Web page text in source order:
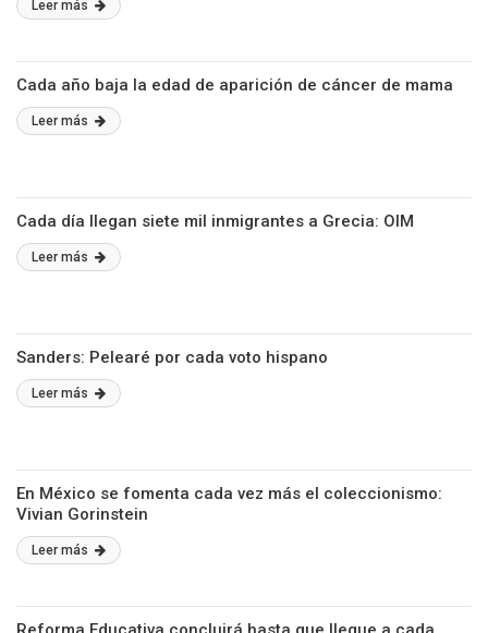
Leer más
Cada año baja la edad de aparición de cáncer de mama
Leer más
Cada día llegan siete mil inmigrantes a Grecia: OIM
Leer más
Sanders: Pelearé por cada voto hispano
Leer más
En México se fomenta cada vez más el coleccionismo:
Vivian Gorinstein
Leer más